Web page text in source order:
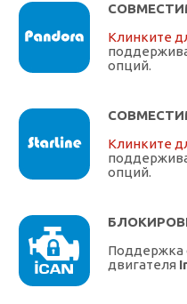
Клинките
опций.
Клинките
опций.
Поддержка
двигателя